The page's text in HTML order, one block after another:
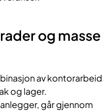
og masse
av kontorarbeid
og lager.
går gjennom